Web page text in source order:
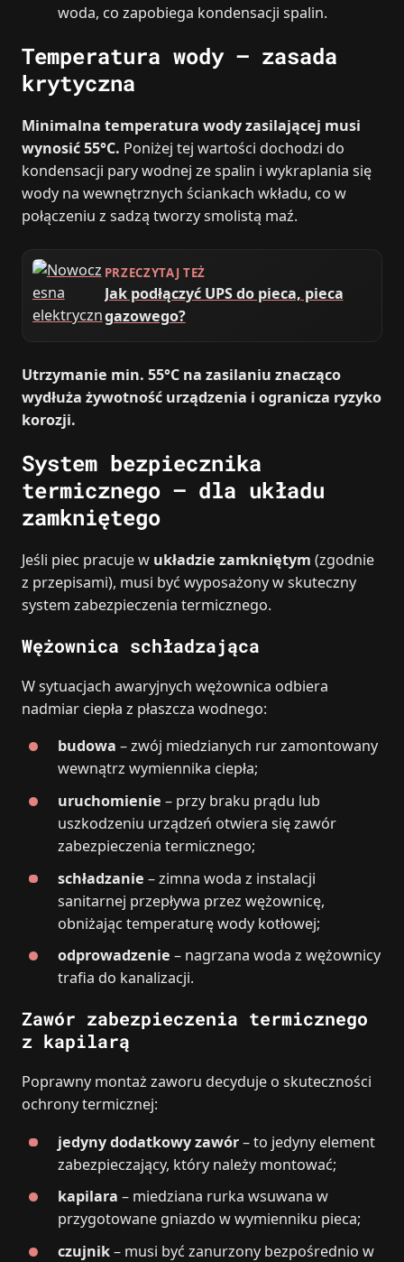
woda, co zapobiega kondensacji spalin.
Temperatura wody – zasada
krytyczna
Minimalna temperatura wody zasilającej musi
wynosić 55°C. Poniżej tej wartości dochodzi do
kondensacji pary wodnej ze spalin i wykraplania się
wody na wewnętrznych ściankach wkładu, co w
połączeniu z sadzą tworzy smolistą maź.
PRZECZYTAJ TEŻ
Jak podłączyć UPS do pieca, pieca
gazowego?
Utrzymanie min. 55°C na zasilaniu znacząco
wydłuża żywotność urządzenia i ogranicza ryzyko
korozji.
System bezpiecznika
termicznego – dla układu
zamkniętego
Jeśli piec pracuje w układzie zamkniętym (zgodnie
z przepisami), musi być wyposażony w skuteczny
system zabezpieczenia termicznego.
Wężownica schładzająca
W sytuacjach awaryjnych wężownica odbiera
nadmiar ciepła z płaszcza wodnego:
budowa – zwój miedzianych rur zamontowany
wewnątrz wymiennika ciepła;
uruchomienie – przy braku prądu lub
uszkodzeniu urządzeń otwiera się zawór
zabezpieczenia termicznego;
schładzanie – zimna woda z instalacji
sanitarnej przepływa przez wężownicę,
obniżając temperaturę wody kotłowej;
odprowadzenie – nagrzana woda z wężownicy
trafia do kanalizacji.
Zawór zabezpieczenia termicznego
z kapilarą
Poprawny montaż zaworu decyduje o skuteczności
ochrony termicznej:
jedyny dodatkowy zawór– to jedyny element
zabezpieczający, który należy montować;
kapilara – miedziana rurka wsuwana w
przygotowane gniazdo w wymienniku pieca;
czujnik– musi być zanurzony bezpośrednio w